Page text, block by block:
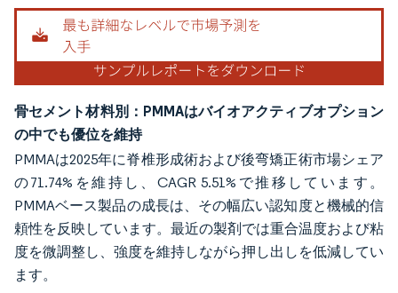
骨セメント材料別：PMMAはバイオアクティブオプション
の中でも優位を維持
PMMAは2025年に脊椎形成術および後弯矯正術市場シェア
の71.74%を維持し、CAGR 5.51%で推移しています。
PMMAベース製品の成長は、その幅広い認知度と機械的信
頼性を反映しています。最近の製剤では重合温度および粘
度を微調整し、強度を維持しながら押し出しを低減してい
ます。